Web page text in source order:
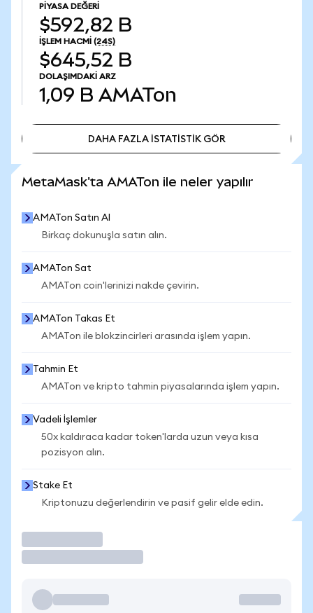
PIYASA DEĞERI
$592,82 B
İŞLEM HACMI (24S)
$645,52 B
DOLAŞIMDAKI ARZ
1,09 B AMATon
DAHA FAZLA İSTATİSTİK GÖR
MetaMask'ta AMATon ile neler yapılır
AMATon Satın Al
Birkaç dokunuşla satın alın.
AMATon Sat
AMATon coin'lerinizi nakde çevirin.
AMATon Takas Et
AMATon ile blokzincirleri arasında işlem yapın.
Tahmin Et
AMATon ve kripto tahmin piyasalarında işlem yapın.
Vadeli İşlemler
50x kaldıraca kadar token'larda uzun veya kısa
pozisyon alın.
Stake Et
Kriptonuzu değerlendirin ve pasif gelir elde edin.